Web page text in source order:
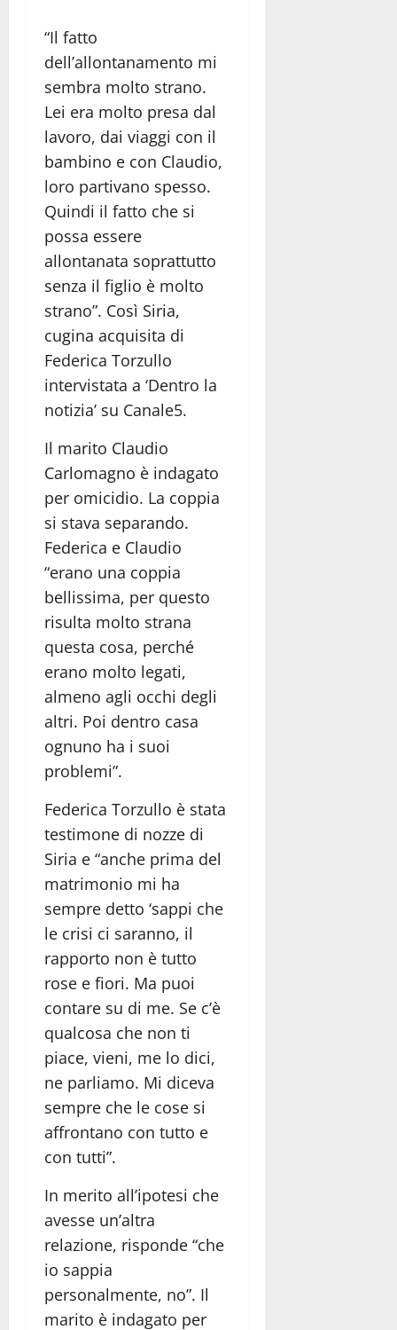
“Il fatto
dell’allontanamento mi
sembra molto strano.
Lei era molto presa dal
lavoro, dai viaggi con il
bambino e con Claudio,
loro partivano spesso.
Quindi il fatto che si
possa essere
allontanata soprattutto
senza il figlio è molto
strano”. Così Siria,
cugina acquisita di
Federica Torzullo
intervistata a ‘Dentro la
notizia’ su Canale5.
Il marito Claudio
Carlomagno è indagato
per omicidio. La coppia
si stava separando.
Federica e Claudio
“erano una coppia
bellissima, per questo
risulta molto strana
questa cosa, perché
erano molto legati,
almeno agli occhi degli
altri. Poi dentro casa
ognuno ha i suoi
problemi”.
Federica Torzullo è stata
testimone di nozze di
Siria e “anche prima del
matrimonio mi ha
sempre detto ‘sappi che
le crisi ci saranno, il
rapporto non è tutto
rose e fiori. Ma puoi
contare su di me. Se c’è
qualcosa che non ti
piace, vieni, me lo dici,
ne parliamo. Mi diceva
sempre che le cose si
affrontano con tutto e
con tutti”.
In merito all’ipotesi che
avesse un’altra
relazione, risponde “che
io sappia
personalmente, no”. Il
marito è indagato per